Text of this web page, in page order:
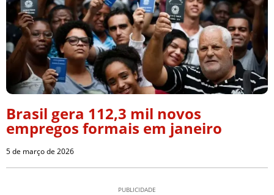
Brasil gera 112,3 mil novos
empregos formais em janeiro
5 de março de 2026
PUBLICIDADE